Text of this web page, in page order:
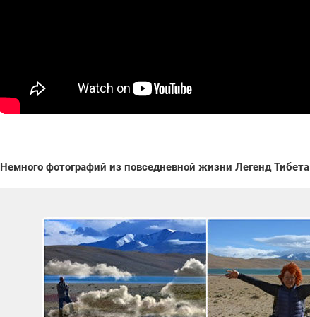
Немного фотографий из повседневной жизни Легенд